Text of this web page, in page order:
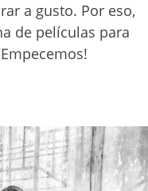
a gusto. Por eso,
de películas para